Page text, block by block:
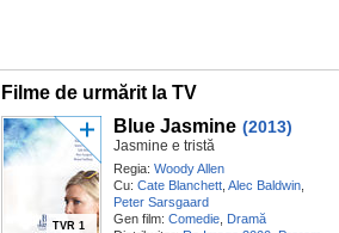
Filme de urmărit la TV
TVR 1
Blue Jasmine (2013)
Jasmine e tristă
Regia: Woody Allen
Cu: Cate Blanchett Alec Baldwin
Peter Sarsgaard
Gen film: Comedie Dramă